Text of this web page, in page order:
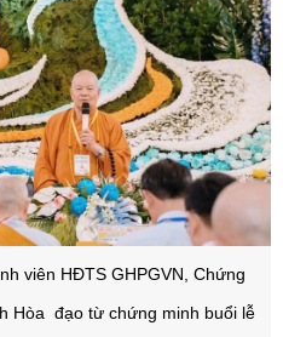
viên HĐTS GHPGVN, Chứng
Hòa đạo từ chứng minh buổi lễ